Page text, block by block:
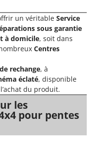
un véritable Service
sous garantie
à domicile, soit dans
Centres
rechange, à
éclaté, disponible
du produit.
les
pour pentes